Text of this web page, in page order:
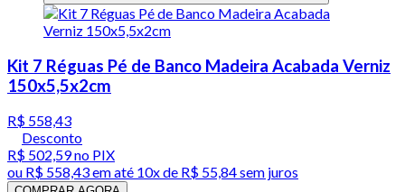
Kit 7 Réguas Pé de Banco Madeira Acabada Verniz
150x5,5x2cm
R$ 558,43
Desconto
R$ 502,59no PIX
ou R$ 558,43em até 10x de R$ 55,84 sem juros